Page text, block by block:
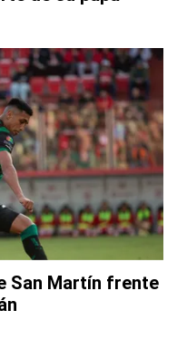
San Martín frente